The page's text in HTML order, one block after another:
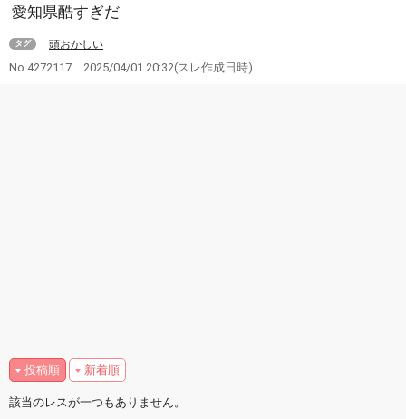
愛知県酷すぎだ
タグ 頭おかしい
No.4272117 2025/04/01 20:32(スレ作成日時)
投稿順 新着順
該当のレスが一つもありません。